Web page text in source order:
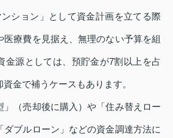
ンション」として資金計画を立てる際
医療費を見据え、無理のない予算を組
金源としては、預貯金が7割以上を占
金で補うケースもあります。
」（売却後に購入）や「住み替えロー
ダブルローン」などの資金調達方法に